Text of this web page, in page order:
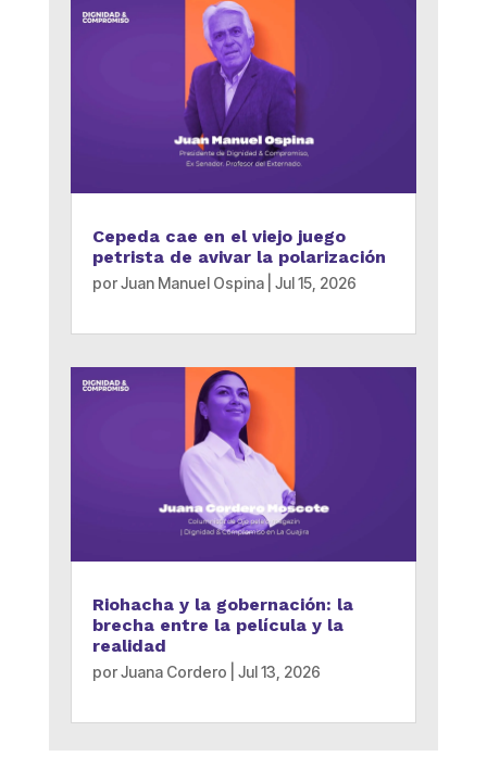
Cepeda cae en el viejo juego
petrista de avivar la polarización
porJuan Manuel Ospina| Jul 15, 2026
Riohacha y la gobernación: la
brecha entre la película y la
realidad
porJuana Cordero Jul 13, 2026